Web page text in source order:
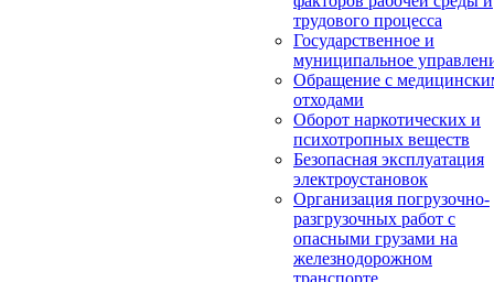
трудового процесса
Государственное и
муниципальное
Обращение с
отходами
Оборот наркотических и
психотропных веществ
Безопасная эксплуатация
электроустановок
Организация погрузочно-
разгрузочных работ с
опасными грузами на
железнодорожном
транспорте